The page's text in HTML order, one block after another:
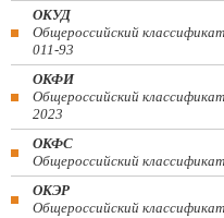
ОКУД
Общероссийский
011-93
ОКФИ
Общероссийский
2023
ОКФС
Общероссийский
ОКЭР
Общероссийский